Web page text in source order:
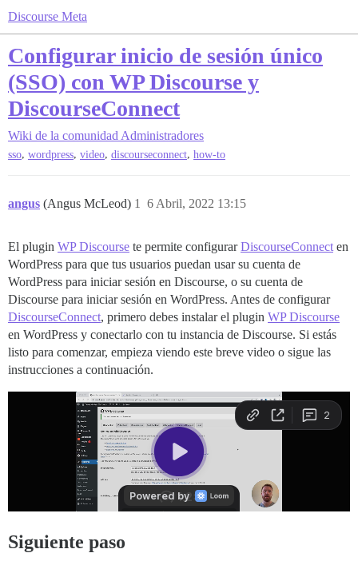
Discourse Meta
Configurar inicio de sesión único
(SSO) con WP Discourse y
DiscourseConnect
Wiki de la comunidad Administradores
sso, wordpress, video, discourseconnect, how-to
angus (Angus McLeod) 6 Abril, 2022 13:15
1
El plugin WP Discourse te permite configurarDiscourseConnect en
WordPress para que tus usuarios puedan usar su cuenta de
WordPress para iniciar sesión en Discourse, o su cuenta de
Discourse para iniciar sesión en WordPress. Antes de configurar
DiscourseConnect, primero debes instalar el plugin WP Discourse
en WordPress y conectarlo con tu instancia de Discourse. Si estás
listo para comenzar, empieza viendo este breve video o sigue las
instrucciones a continuación.
Siguiente paso